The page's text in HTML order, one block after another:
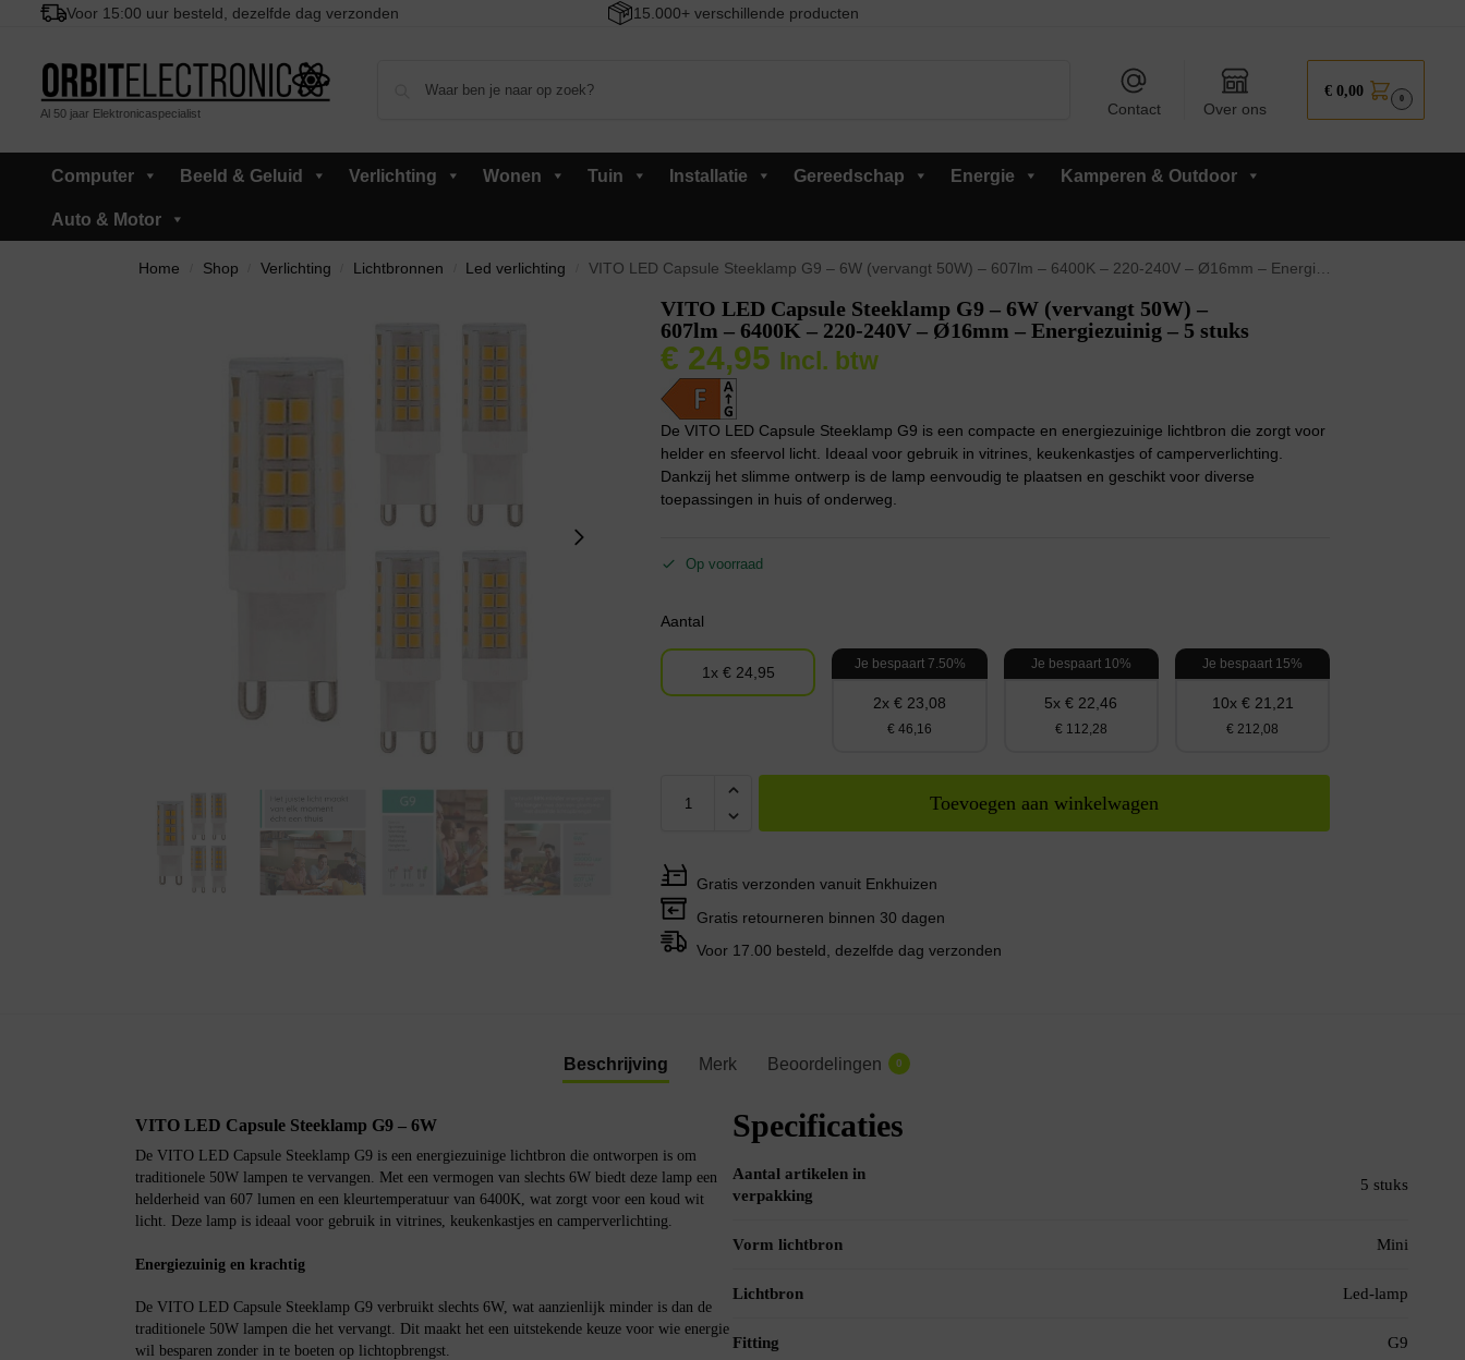
Voor 15:00 uur besteld, dezelfde dag verzonden 15.000+ verschillende producten
Al 50 jaar Elektronicaspecialist Contact Over ons
€ 0,00 0
Computer Beeld & Geluid Verlichting Wonen Tuin Installatie Gereedschap Energie Kamperen & Outdoor
Auto & Motor
Home Shop Verlichting Lichtbronnen Led verlichting VITO LED Capsule Steeklamp G9 – 6W (vervangt 50W) – 607lm – 6400K – 220-240V – Ø16mm – Energiezuinig – 5 stuks
VITO LED Capsule Steeklamp G9 – 6W (vervangt 50W) –
607lm – 6400K – 220-240V – Ø16mm – Energiezuinig – 5 stuks
€ 24,95 Incl. btw
De VITO LED Capsule Steeklamp G9 is een compacte en energiezuinige lichtbron die zorgt voor
helder en sfeervol licht. Ideaal voor gebruik in vitrines, keukenkastjes of camperverlichting.
Dankzij het slimme ontwerp is de lamp eenvoudig te plaatsen en geschikt voor diverse
toepassingen in huis of onderweg.
Op voorraad
Aantal
1x € 24,95 Je bespaart 7.50%
2x € 23,08
€ 46,16
Je bespaart 10%
5x € 22,46
€ 112,28
Je bespaart 15%
10x € 21,21
€ 212,08
Toevoegen aan winkelwagen
Gratis verzonden vanuit Enkhuizen
Gratis retourneren binnen 30 dagen
Voor 17.00 besteld, dezelfde dag verzonden
Beschrijving Merk Beoordelingen 0
VITO LED Capsule Steeklamp G9 – 6W
De VITO LED Capsule Steeklamp G9 is een energiezuinige lichtbron die ontworpen is om
traditionele 50W lampen te vervangen. Met een vermogen van slechts 6W biedt deze lamp een
helderheid van 607 lumen en een kleurtemperatuur van 6400K, wat zorgt voor een koud wit
licht. Deze lamp is ideaal voor gebruik in vitrines, keukenkastjes en camperverlichting.
Energiezuinig en krachtig
De VITO LED Capsule Steeklamp G9 verbruikt slechts 6W, wat aanzienlijk minder is dan de
traditionele 50W lampen die het vervangt. Dit maakt het een uitstekende keuze voor wie energie
wil besparen zonder in te boeten op lichtopbrengst.
Specificaties
Aantal artikelen in
verpakking
5 stuks
Vorm lichtbron Mini
Lichtbron Led-lamp
Fitting G9